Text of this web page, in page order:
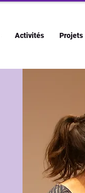
Activités Projets